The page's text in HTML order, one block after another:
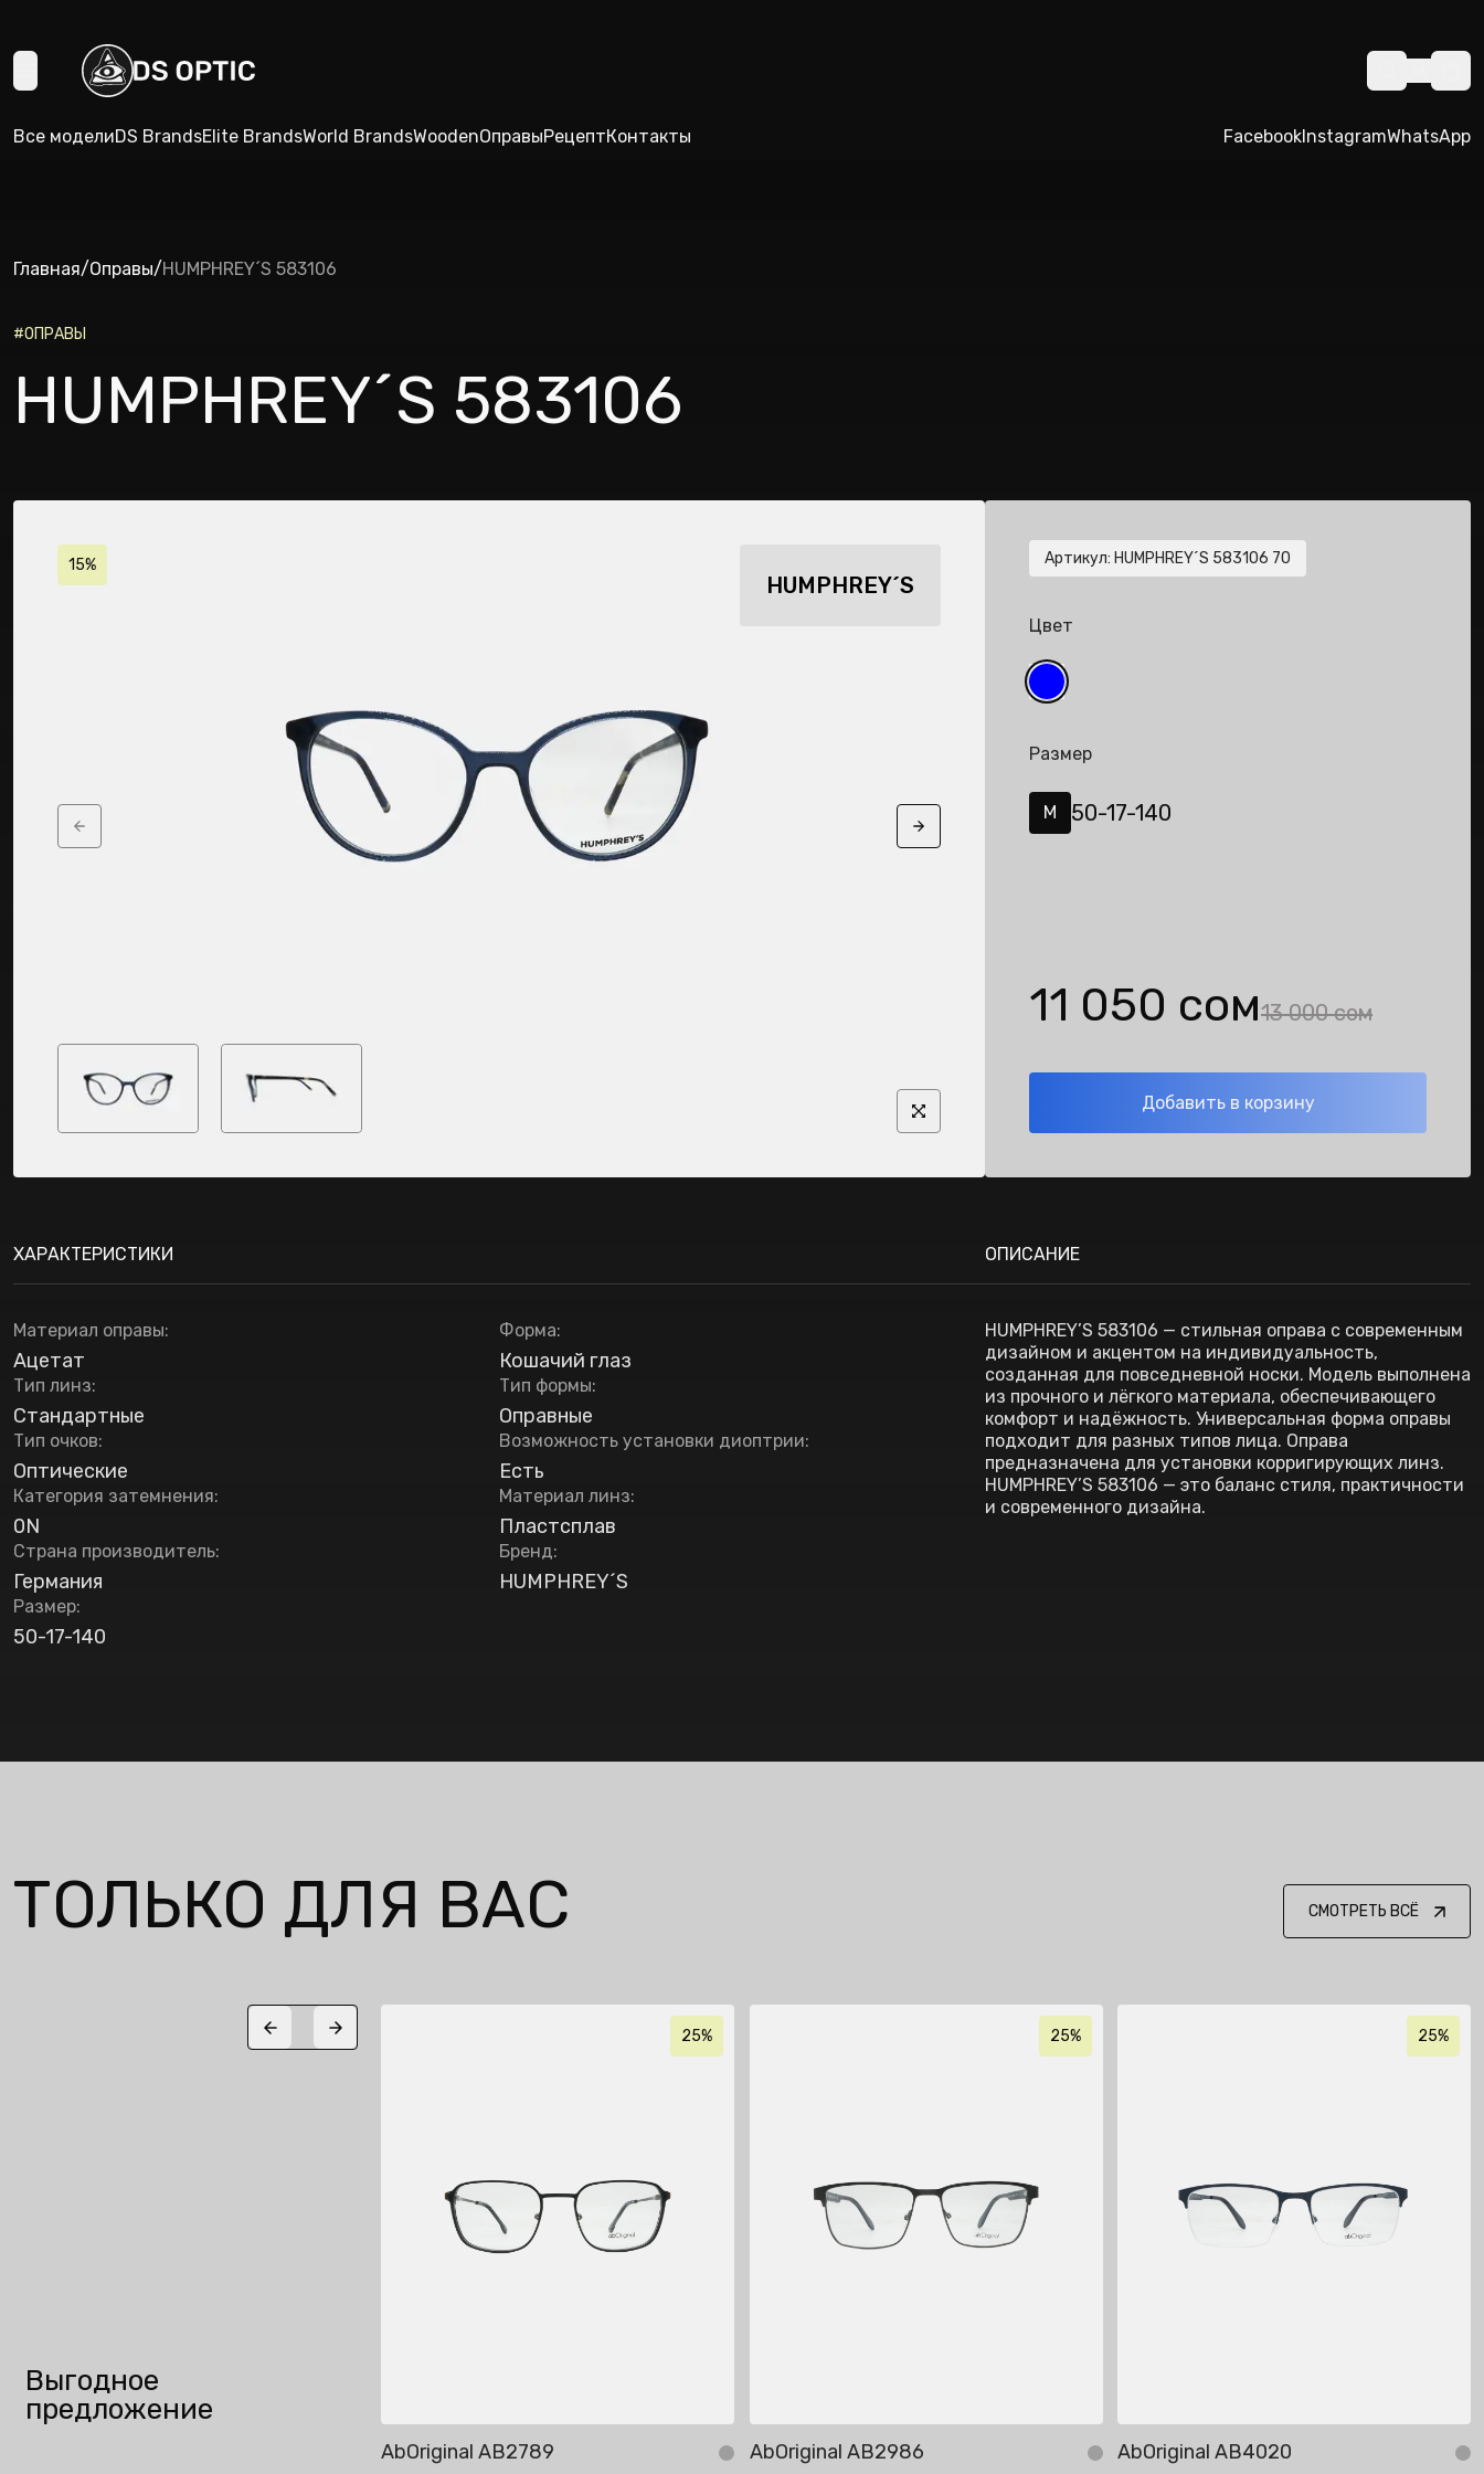
Все моделиDS BrandsElite BrandsWorld BrandsWoodenОправыРецептКонтакты FacebookInstagramWhatsApp
Главная/Оправы/HUMPHREY´S 583106
#ОПРАВЫ
HUMPHREY´S 583106
15%
HUMPHREY´S
Previous slide Next slide
Артикул: HUMPHREY´S 583106 70
Цвет
Размер
M 50-17-140
11 050 сом13 000 сом
Добавить в корзину
ХАРАКТЕРИСТИКИ
Материал оправы:
Ацетат
Форма:
Кошачий глаз
Тип линз:
Стандартные
Тип формы:
Оправные
Тип очков:
Оптические
Возможность установки диоптрии:
Есть
Категория затемнения:
0N
Материал линз:
Пластсплав
Страна производитель:
Германия
Бренд:
HUMPHREY´S
Размер:
50-17-140
ОПИСАНИЕ
HUMPHREY’S 583106 — стильная оправа с современным
дизайном и акцентом на индивидуальность,
созданная для повседневной носки. Модель выполнена
из прочного и лёгкого материала, обеспечивающего
комфорт и надёжность. Универсальная форма оправы
подходит для разных типов лица. Оправа
предназначена для установки корригирующих линз.
HUMPHREY’S 583106 — это баланс стиля, практичности
и современного дизайна.
ТОЛЬКО ДЛЯ ВАС СМОТРЕТЬ ВСЁ
25% 25%
AbOriginal AB2789
25%
AbOriginal AB2986
25%
AbOriginal AB4020
Previous slide
Next slide
Выгодное
предложение